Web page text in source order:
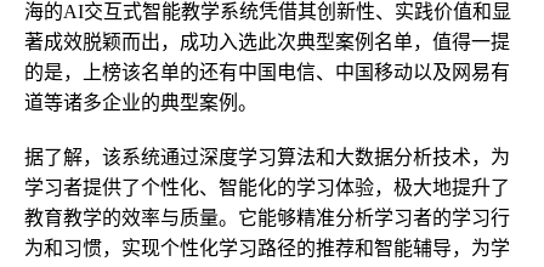
海的AI交互式智能教学系统凭借其创新性、实践价值和显
著成效脱颖而出，成功入选此次典型案例名单，值得一提
的是，上榜该名单的还有中国电信、中国移动以及网易有
道等诸多企业的典型案例。
据了解，该系统通过深度学习算法和大数据分析技术，为
学习者提供了个性化、智能化的学习体验，极大地提升了
教育教学的效率与质量。它能够精准分析学习者的学习行
为和习惯，实现个性化学习路径的推荐和智能辅导，为学